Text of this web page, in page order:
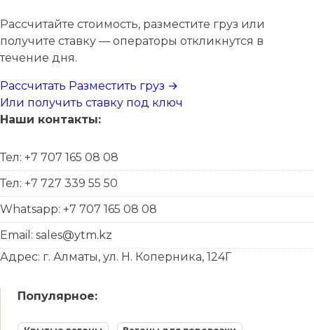
Рассчитайте стоимость, разместите груз или
получите ставку — операторы откликнутся в
течение дня.
Рассчитать Разместить груз →
Или получить ставку под ключ
Наши контакты:
Тел: +7 707 165 08 08
Тел: +7 727 339 55 50
Whatsapp: +7 707 165 08 08
Email: sales@ytm.kz
Адрес: г. Алматы, ул. Н. Коперника, 124Г
Популярное: